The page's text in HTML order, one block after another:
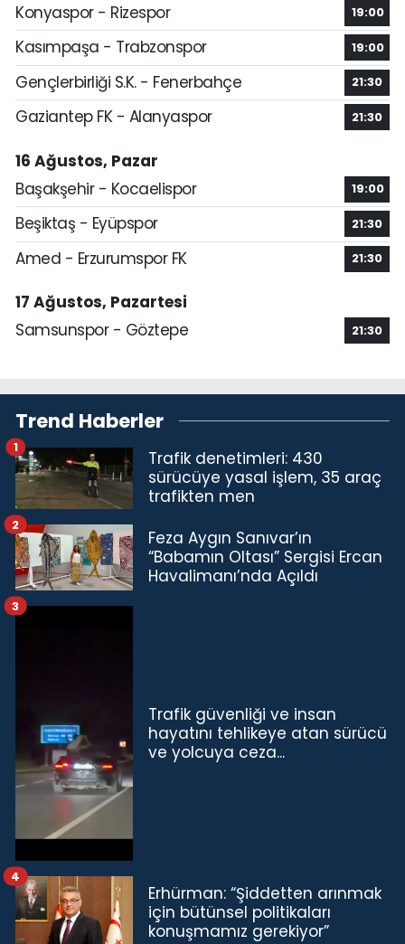
Konyaspor - Rizespor
19:00
Kasımpaşa - Trabzonspor 19:00
Gençlerbirliği S.K. - Fenerbahçe 21:30
Gaziantep FK - Alanyaspor 21:30
16 Ağustos, Pazar
Başakşehir - Kocaelispor
19:00
Beşiktaş - Eyüpspor 21:30
Amed - Erzurumspor FK 21:30
17 Ağustos, Pazartesi
Samsunspor - Göztepe
21:30
Trend Haberler
Trafik denetimleri: 430
sürücüye yasal işlem, 35 araç
trafikten men
1
Feza Aygın Sanıvar’ın
“Babamın Oltası” Sergisi Ercan
Havalimanı’nda Açıldı
2
Trafik güvenliği ve insan
hayatını tehlikeye atan sürücü
ve yolcuya ceza...
3
Erhürman: “Şiddetten arınmak
için bütünsel politikaları
konuşmamız gerekiyor”
4